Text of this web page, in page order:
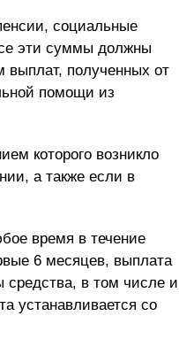
социальные
эти суммы должны
полученных от
помощи из
которого возникло
а также если в
время в течение
6 месяцев, выплата
средства, в том числе и
устанавливается со